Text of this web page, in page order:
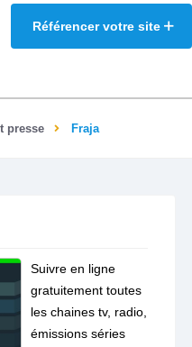
Référencer votre site
presse Fraja
Suivre en ligne
gratuitement toutes
les chaines tv, radio,
émissions séries